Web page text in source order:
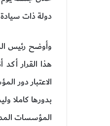
دولة ذات
وأوضح رئيس
هذا القرار
الاعتبار دور
بدورها كاملا
المؤسسات